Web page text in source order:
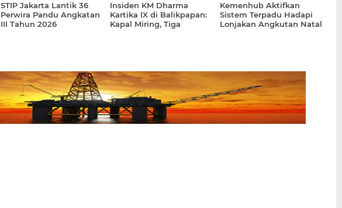
STIP Jakarta Lantik 36
Perwira Pandu Angkatan
III Tahun 2026
Insiden KM Dharma
Kartika IX di Balikpapan:
Kapal Miring, Tiga
Kemenhub Aktifkan
Sistem Terpadu Hadapi
Lonjakan Angkutan Natal